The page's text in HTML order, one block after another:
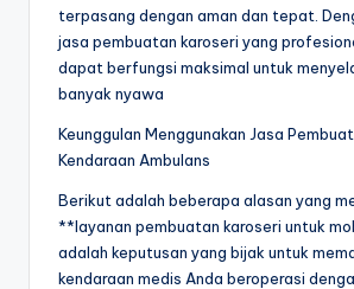
terpasang dengan aman dan tepat.
jasa pembuatan karoseri yang
dapat berfungsi maksimal untuk
banyak nyawa
Keunggulan Menggunakan Jasa
Kendaraan Ambulans
Berikut adalah beberapa alasan yang
**layanan pembuatan karoseri untuk
adalah keputusan yang bijak untuk
kendaraan medis Anda beroperasi